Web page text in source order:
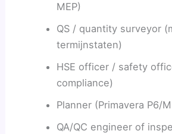
MEP)
QS / quantity surveyor
termijnstaten)
HSE officer / safety
compliance)
Planner (Primavera P6/
QA/QC engineer of